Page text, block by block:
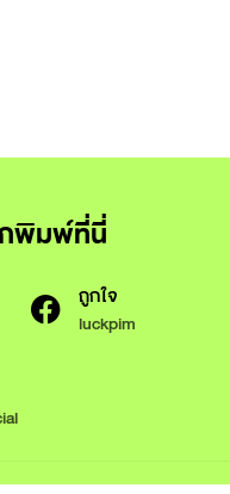
กพิมพ์ที่นี่
ถูกใจ
luckpim